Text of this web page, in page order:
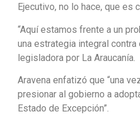
Ejecutivo, no lo hace, que es
“Aquí estamos frente a un
una estrategia integral
legisladora por La Araucanía.
Aravena enfatizó que “una
presionar al gobierno a
Estado de Excepción”.